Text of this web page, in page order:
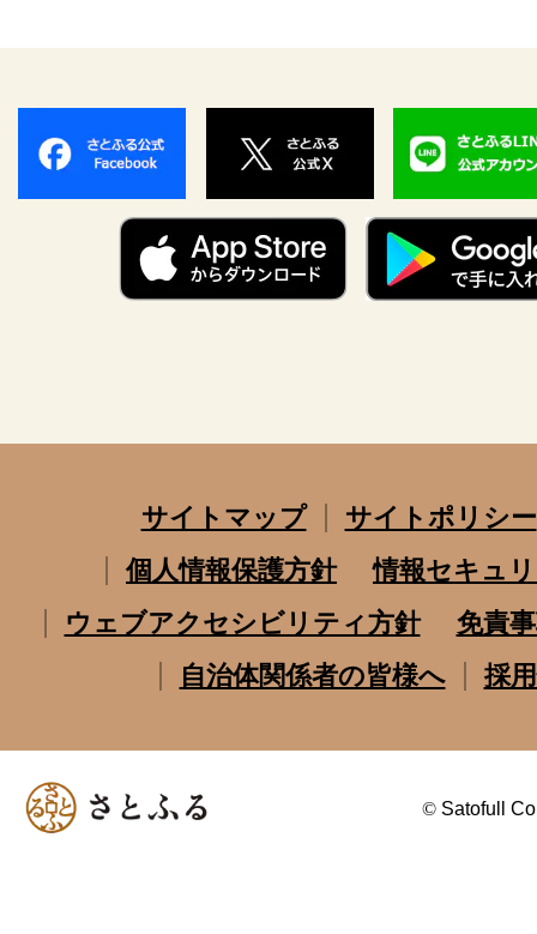
サイトマップ
サイトポリシー
個人情報保護方針
情報セキュ
ウェブアクセシビリティ方針
免責
自治体関係者の皆様へ
採
© Satofull